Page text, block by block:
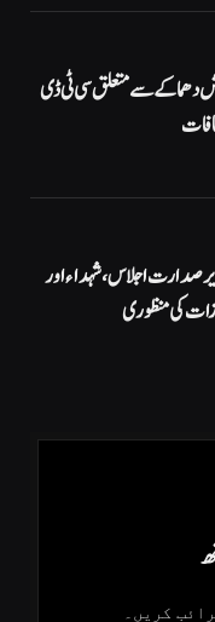
دھماکے سے متعلق سی ٹی ڈی
صدارت اجلاس، شہداء اور
کی منظوری
کریں۔